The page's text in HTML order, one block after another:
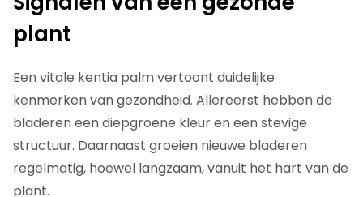
plant
Een vitale kentia palm vertoont duidelijke
kenmerken van gezondheid. Allereerst hebben de
bladeren een diepgroene kleur en een stevige
structuur. Daarnaast groeien nieuwe bladeren
regelmatig, hoewel langzaam, vanuit het hart van de
plant.